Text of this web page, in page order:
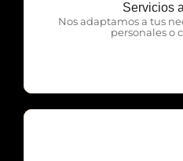
Servicios
Nos adaptamos a tus
personales o
OTP